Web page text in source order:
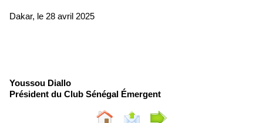
Dakar, le 28 avril 2025
Youssou Diallo
Président du Club Sénégal Émergent